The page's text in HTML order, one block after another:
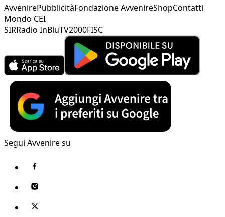
AvvenirePubblicitàFondazione AvvenireShopContatti
Mondo CEI
SIRRadio InBluTV2000FISC
Segui Avvenire su